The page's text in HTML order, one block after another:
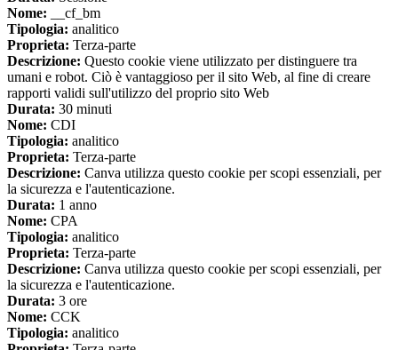
Nome: __cf_bm
Tipologia: analitico
Proprieta: Terza-parte
Descrizione: Questo cookie viene utilizzato per distinguere tra
umani e robot. Ciò è vantaggioso per il sito Web, al fine di creare
rapporti validi sull'utilizzo del proprio sito Web
Durata: 30 minuti
Nome: CDI
Tipologia: analitico
Proprieta: Terza-parte
Descrizione: Canva utilizza questo cookie per scopi essenziali, per
la sicurezza e l'autenticazione.
Durata: 1 anno
Nome: CPA
Tipologia: analitico
Proprieta: Terza-parte
Descrizione: Canva utilizza questo cookie per scopi essenziali, per
la sicurezza e l'autenticazione.
Durata: 3 ore
Nome: CCK
Tipologia: analitico